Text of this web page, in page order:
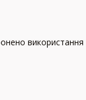
використання